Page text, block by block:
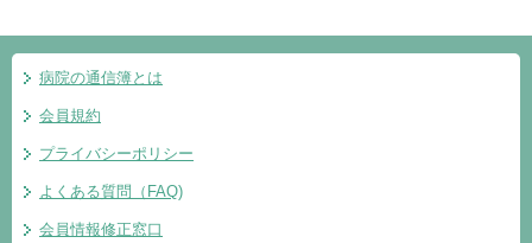
病院の通信簿とは
会員規約
プライバシーポリシー
よくある質問（FAQ)
会員情報修正窓口